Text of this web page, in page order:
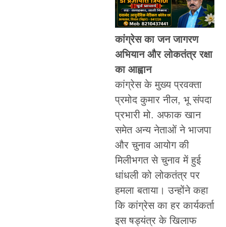
कांग्रेस का जन जागरण
अभियान और लोकतंत्र रक्षा
का आह्वान
कांग्रेस के मुख्य प्रवक्ता
प्रमोद कुमार नील, भू संपदा
प्रभारी मो. अफाक खान
समेत अन्य नेताओं ने भाजपा
और चुनाव आयोग की
मिलीभगत से चुनाव में हुई
धांधली को लोकतंत्र पर
हमला बताया। उन्होंने कहा
कि कांग्रेस का हर कार्यकर्ता
इस षड्यंत्र के खिलाफ